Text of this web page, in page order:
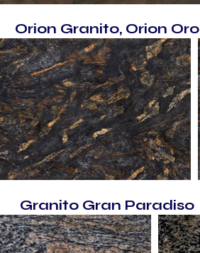
Orion Granito, Orion Oro
Granito Gran Paradiso